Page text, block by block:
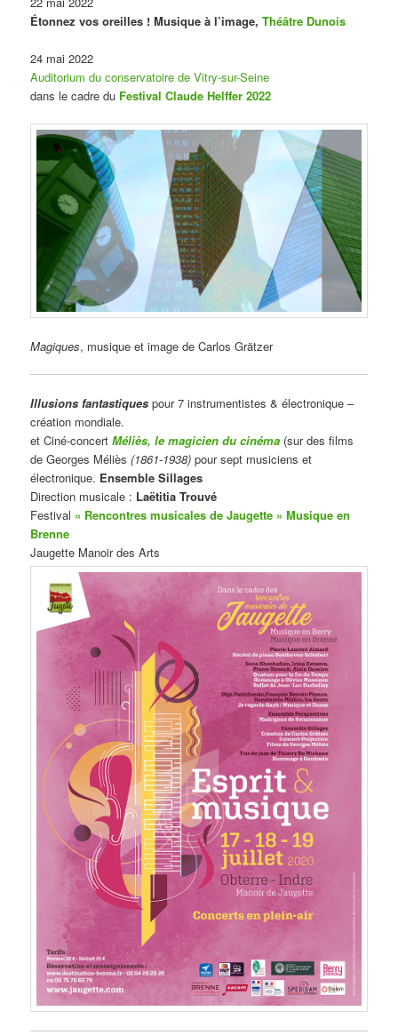
Étonnez vos oreilles ! Musique à l’image,Théâtre Dunois
24 mai 2022
Auditorium du conservatoire de Vitry-sur-Seine
dans le cadre du Festival Claude Helffer 2022
Magiques, musique et image de Carlos Grätzer
Illusions fantastiques pour 7 instrumentistes & électronique –
création mondiale.
et Ciné-concertMéliès, le magicien du cinéma (sur des films
de Georges Méliès(1861-1938)pour sept musiciens et
électronique. Ensemble Sillages
Direction musicale : Laëtitia Trouvé
Festival « Rencontres musicales de Jaugette » Musique en
Brenne
Jaugette Manoir des Arts